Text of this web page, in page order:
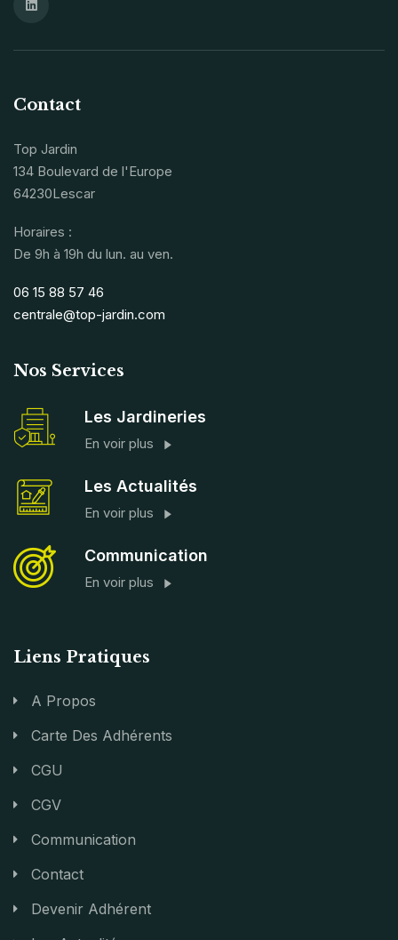
Contact
Top Jardin
134 Boulevard de l'Europe
64230Lescar
Horaires :
De 9h à 19h du lun. au ven.
06 15 88 57 46
centrale@top-jardin.com
Nos Services
Les Jardineries
En voir plus
Les Actualités
En voir plus
Communication
En voir plus
Liens Pratiques
A Propos
Carte Des Adhérents
CGU
CGV
Communication
Contact
Devenir Adhérent